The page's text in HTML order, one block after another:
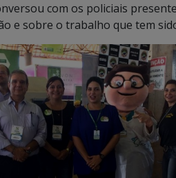
com os policiais
e sobre o trabalho que tem